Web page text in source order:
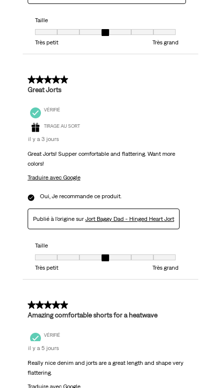
Taille
Taille, 4 sur 7, où 1 est égal à Très petit et 7 est égal à Très grand
Très petit
Très grand
5 sur 5 étoiles.
Great Jorts
VÉRIFIÉ
TIRAGE AU SORT
il y a 3 jours
Great Jorts! Supper comfortable and flattering. Want more
colors!
Traduire avec Google
Oui, Je recommande ce produit.
Publié à l'origine sur Jort Baggy Dad - Hinged Heart Jort
Taille
Taille, 4 sur 7, où 1 est égal à Très petit et 7 est égal à Très grand
Très petit
Très grand
5 sur 5 étoiles.
Amazing comfortable shorts for a heatwave
VÉRIFIÉ
il y a 5 jours
Really nice denim and jorts are a great length and shape very
flattering.
Traduire avec Google